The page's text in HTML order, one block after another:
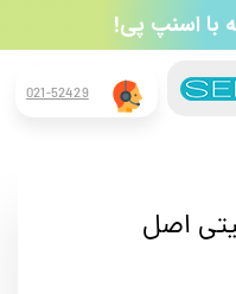
021-52429
با اسنپ پی!
اصل